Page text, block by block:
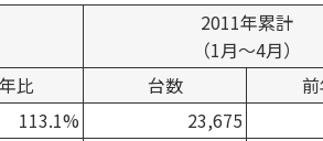
2011年累計
（1月～4月）
比 台数
113.1% 23,675